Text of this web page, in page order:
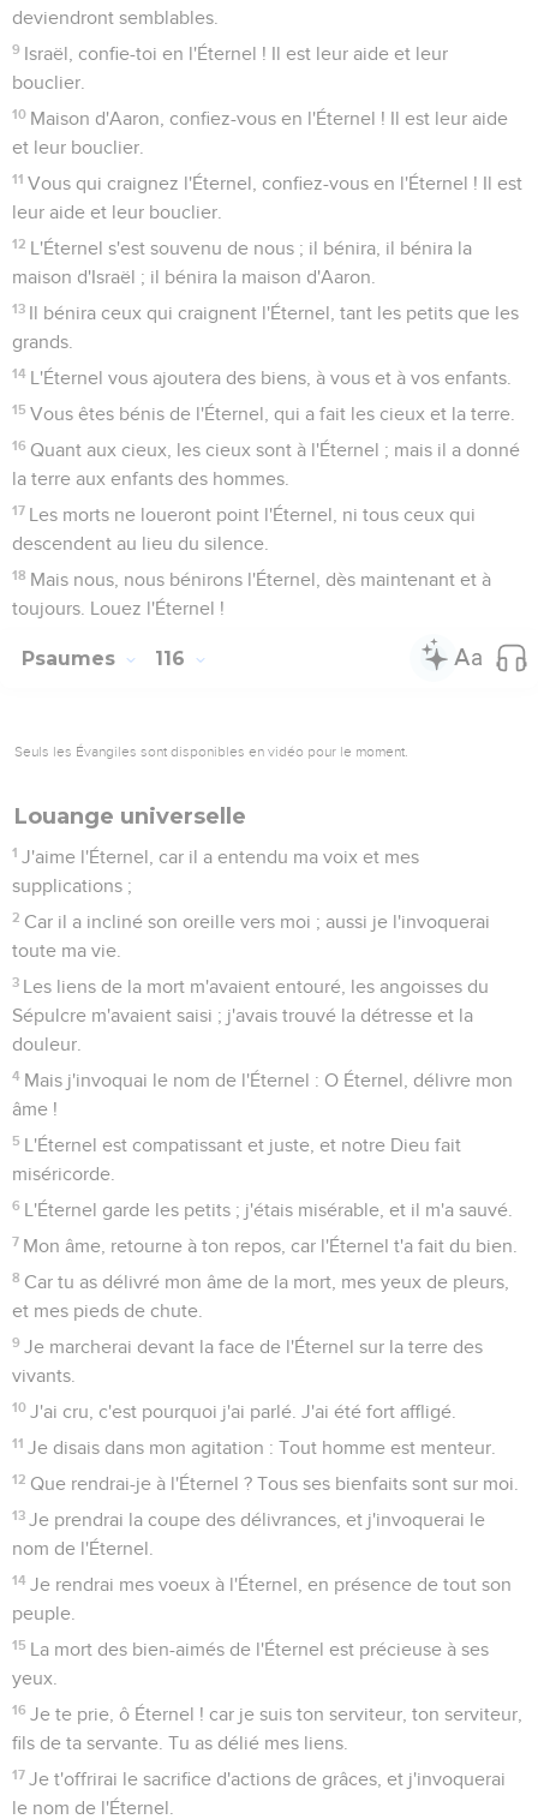
deviendront semblables.
9 Israël, confie-toi en l'Éternel ! Il est leur aide et leur
bouclier.
10 Maison d'Aaron, confiez-vous en l'Éternel ! Il est leur aide
et leur bouclier.
11 Vous qui craignez l'Éternel, confiez-vous en l'Éternel ! Il est
leur aide et leur bouclier.
12 L'Éternel s'est souvenu de nous ; il bénira, il bénira la
maison d'Israël ; il bénira la maison d'Aaron.
13 Il bénira ceux qui craignent l'Éternel, tant les petits que les
grands.
14 L'Éternel vous ajoutera des biens, à vous et à vos enfants.
15 Vous êtes bénis de l'Éternel, qui a fait les cieux et la terre.
16 Quant aux cieux, les cieux sont à l'Éternel ; mais il a donné
la terre aux enfants des hommes.
17 Les morts ne loueront point l'Éternel, ni tous ceux qui
descendent au lieu du silence.
18 Mais nous, nous bénirons l'Éternel, dès maintenant et à
toujours. Louez l'Éternel !
Psaumes 116
Seuls les Évangiles sont disponibles en vidéo pour le moment.
Louange universelle
1 J'aime l'Éternel, car il a entendu ma voix et mes
supplications ;
2 Car il a incliné son oreille vers moi ; aussi je l'invoquerai
toute ma vie.
3 Les liens de la mort m'avaient entouré, les angoisses du
Sépulcre m'avaient saisi ; j'avais trouvé la détresse et la
douleur.
4 Mais j'invoquai le nom de l'Éternel : O Éternel, délivre mon
âme !
5 L'Éternel est compatissant et juste, et notre Dieu fait
miséricorde.
6 L'Éternel garde les petits ; j'étais misérable, et il m'a sauvé.
7 Mon âme, retourne à ton repos, car l'Éternel t'a fait du bien.
8 Car tu as délivré mon âme de la mort, mes yeux de pleurs,
et mes pieds de chute.
9 Je marcherai devant la face de l'Éternel sur la terre des
vivants.
10 J'ai cru, c'est pourquoi j'ai parlé. J'ai été fort affligé.
11 Je disais dans mon agitation : Tout homme est menteur.
12 Que rendrai-je à l'Éternel ? Tous ses bienfaits sont sur moi.
13 Je prendrai la coupe des délivrances, et j'invoquerai le
nom de l'Éternel.
14 Je rendrai mes voeux à l'Éternel, en présence de tout son
peuple.
15 La mort des bien-aimés de l'Éternel est précieuse à ses
yeux.
16 Je te prie, ô Éternel ! car je suis ton serviteur, ton serviteur,
fils de ta servante. Tu as délié mes liens.
17 Je t'offrirai le sacrifice d'actions de grâces, et j'invoquerai
le nom de l'Éternel.